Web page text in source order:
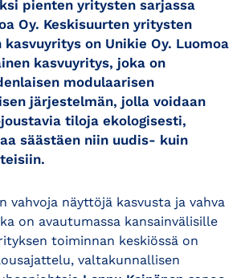
pienten yritysten sarjassa
Oy. Keskisuurten yritysten
kasvuyritys on Unikie Oy. Luomoa
kasvuyritys, joka on
modulaarisen
järjestelmän, jolla voidaan
tiloja ekologisesti,
säästäen niin uudis- kuin
vahvoja näyttöjä kasvusta ja vahva
on avautumassa kansainvälisille
toiminnan keskiössä on
valtakunnallisen